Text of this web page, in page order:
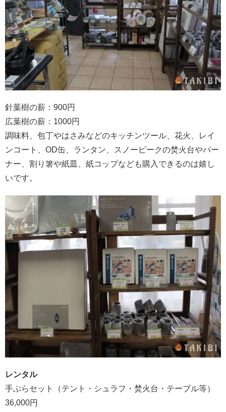
針葉樹の薪：900円
広葉樹の薪：1000円
調味料、包丁やはさみなどのキッチンツール、花火、レイ
ンコート、OD缶、ランタン、スノーピークの焚火台やバー
ナー、割り箸や紙皿、紙コップなども購入できるのは嬉し
いです。
レンタル
手ぶらセット（テント・シュラフ・焚火台・テーブル等）
36,000円